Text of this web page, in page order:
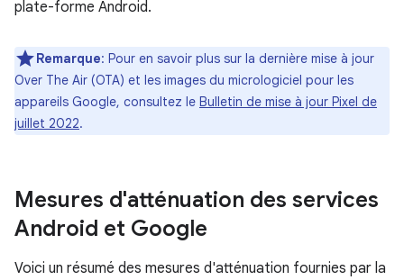
plate-forme Android.
Remarque: Pour en savoir plus sur la dernière mise à jour
Over The Air (OTA) et les images du micrologiciel pour les
appareils Google, consultez le Bulletin de mise à jour Pixel de
juillet 2022.
Mesures d'atténuation des services
Android et Google
Voici un résumé des mesures d'atténuation fournies par la